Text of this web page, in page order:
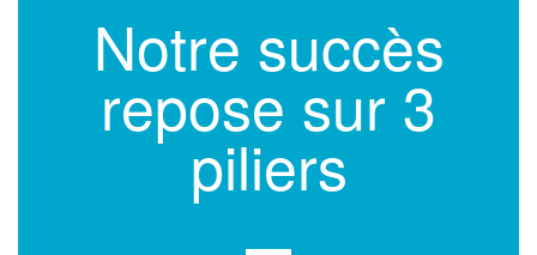
Notre succès
repose sur 3
piliers